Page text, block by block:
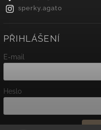
sperky.agato
PŘIHLÁŠENÍ
E-mail
Heslo